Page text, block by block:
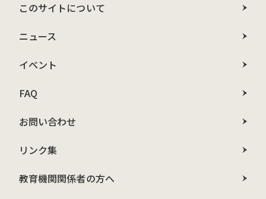
このサイトについて
ニュース
イベント
FAQ
お問い合わせ
リンク集
教育機関関係者の方へ